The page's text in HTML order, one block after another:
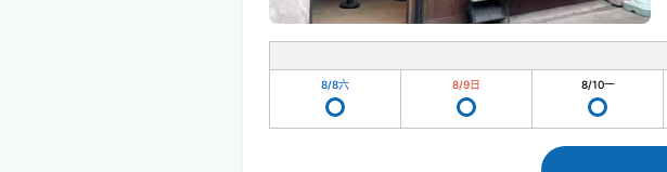
8/8六 8/9日 8/10一